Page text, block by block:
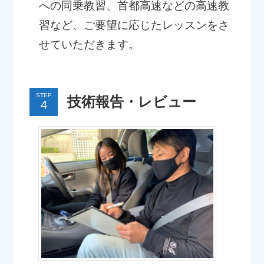
への同乗教習、首都高速などの高速教
習など、ご要望に応じたレッスンをさ
せていただきます。
STEP 技術報告・レビュー